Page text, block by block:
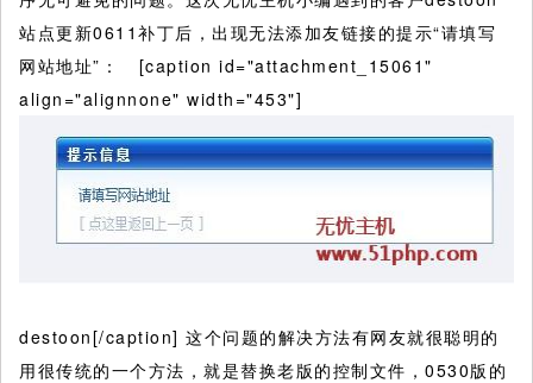
站点更新0611补丁后，出现无法添加友链接的提示“请填写
网站地址”：
[caption id="attachment_15061"
align="alignnone" width="453"]
destoon[/caption] 这个问题的解决方法有网友就很聪明的
用很传统的一个方法，就是替换老版的控制文件，0530版的